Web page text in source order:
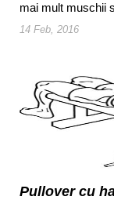
mai mult muschii
14 Feb, 2016
Pullover cu